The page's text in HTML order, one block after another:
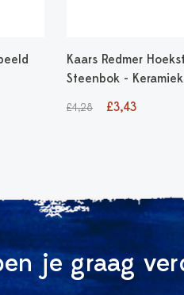
Kaars Redmer
Steenbok -
£4,28 £3,43
je graag